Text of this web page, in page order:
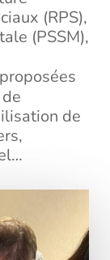
(RPS),
(PSSM),
de